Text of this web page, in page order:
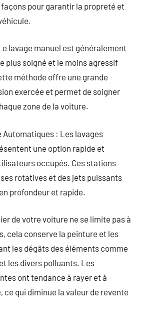
pour garantir la propreté et
lavage manuel est généralement
plus soigné et le moins agressif
méthode offre une grande
exercée et permet de soigner
zone de la voiture.
Automatiques : Les lavages
une option rapide et
occupés. Ces stations
rotatives et des jets puissants
profondeur et rapide.
de votre voiture ne se limite pas à
cela conserve la peinture et les
les dégâts des éléments comme
les divers polluants. Les
ont tendance à rayer et à
ce qui diminue la valeur de revente